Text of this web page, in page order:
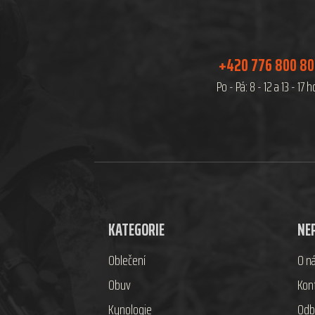
+420 776 800
Po - Pá: 8 - 12 a 13 - 17
KATEGORIE
Oblečení
Obuv
Kynologie
O